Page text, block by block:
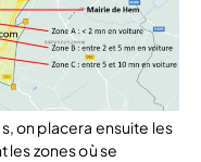
on placera ensuite les
zones où se